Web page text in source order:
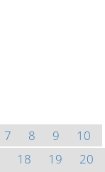
7 8 9
10
18 19
20